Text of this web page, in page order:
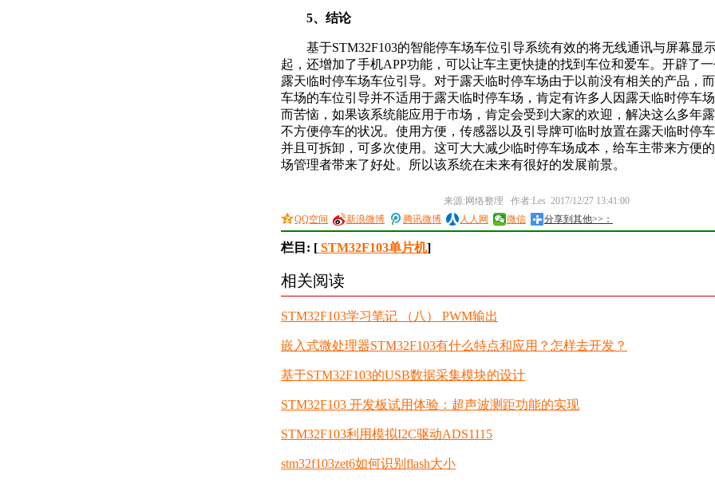
5、结论
基于STM32F103的智能停车场车位引导系统有效的将无线通讯与屏幕显
起，还增加了手机APP功能，可以让车主更快捷的找到车位和爱车。开辟了一
露天临时停车场车位引导。对于露天临时停车场由于以前没有相关的产品，
车场的车位引导并不适用于露天临时停车场，肯定有许多人因露天临时停车
而苦恼，如果该系统能应用于市场，肯定会受到大家的欢迎，解决这么多年
不方便停车的状况。使用方便，传感器以及引导牌可临时放置在露天临时停
并且可拆卸，可多次使用。这可大大减少临时停车场成本，给车主带来方便
场管理者带来了好处。所以该系统在未来有很好的发展前景。
来源:网络整理 作者:Les 2017/12/27 13:41:00
QQ空间
新浪微博 腾讯微博 人人网 微信 分享到其他>>：
栏目: [ STM32F103单片机]
相关阅读
STM32F103学习笔记 （八） PWM输出
嵌入式微处理器STM32F103有什么特点和应用？怎样去开发？
基于STM32F103的USB数据采集模块的设计
STM32F103 开发板试用体验：超声波测距功能的实现
STM32F103利用模拟I2C驱动ADS1115
stm32f103zet6如何识别flash大小